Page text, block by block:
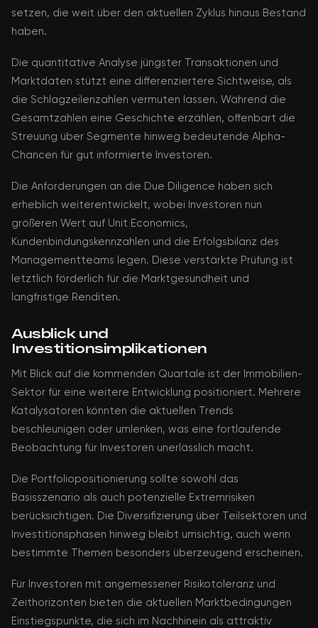
setzen, die weit über den aktuellen Zyklus hinaus Bestand
haben.
Die quantitative Analyse jüngster Transaktionen und
Marktdaten stützt eine differenziertere Sichtweise, als
die Schlagzeilenzahlen vermuten lassen. Während die
Gesamtzahlen eine Geschichte erzählen, offenbart die
Streuung über Segmente hinweg bedeutende Alpha-
Chancen für gut informierte Investoren.
Die Anforderungen an die Due Diligence haben sich
erheblich weiterentwickelt, wobei Investoren nun
größeren Wert auf Unit Economics,
Kundenbindungskennzahlen und die Erfolgsbilanz des
Managementteams legen. Diese verstärkte Prüfung ist
letztlich förderlich für die Marktgesundheit und
langfristige Renditen.
Ausblick und
Investitionsimplikationen
Mit Blick auf die kommenden Quartale ist der Immobilien-
Sektor für eine weitere Entwicklung positioniert. Mehrere
Katalysatoren könnten die aktuellen Trends
beschleunigen oder umlenken, was eine fortlaufende
Beobachtung für Investoren unerlässlich macht.
Die Portfoliopositionierung sollte sowohl das
Basisszenario als auch potenzielle Extremrisiken
berücksichtigen. Die Diversifizierung über Teilsektoren und
Investitionsphasen hinweg bleibt umsichtig, auch wenn
bestimmte Themen besonders überzeugend erscheinen.
Für Investoren mit angemessener Risikotoleranz und
Zeithorizonten bieten die aktuellen Marktbedingungen
Einstiegspunkte, die sich im Nachhinein als attraktiv